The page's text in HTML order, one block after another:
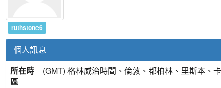
ruthstone6
個人訊息
所在時
區
(GMT) 格林威治時間、倫敦、都柏林、里斯本、